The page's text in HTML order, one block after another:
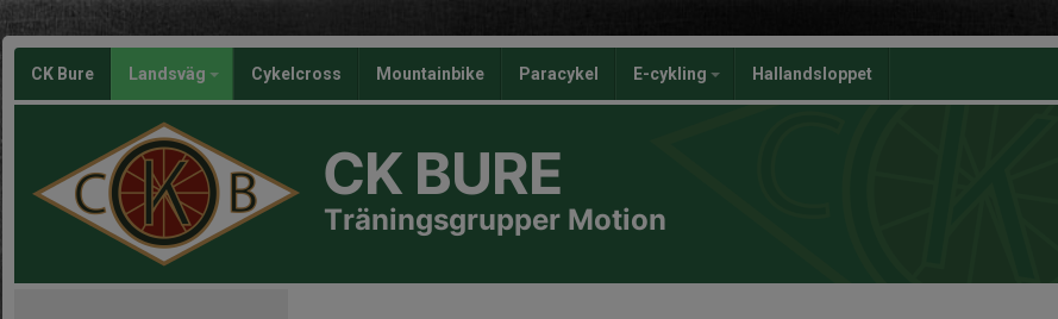
CK Bure Landsväg Cykelcross Mountainbike Paracykel E-cykling Hallandsloppet
CK BURE
Träningsgrupper Motion